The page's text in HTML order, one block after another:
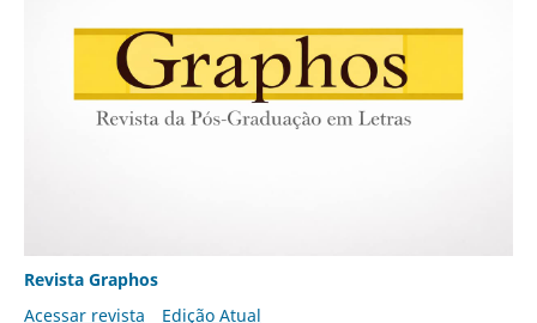
Revista Graphos
Acessar revista
Edição Atual